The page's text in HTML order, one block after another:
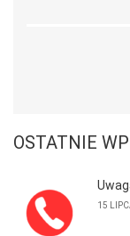
OSTATNIE
15